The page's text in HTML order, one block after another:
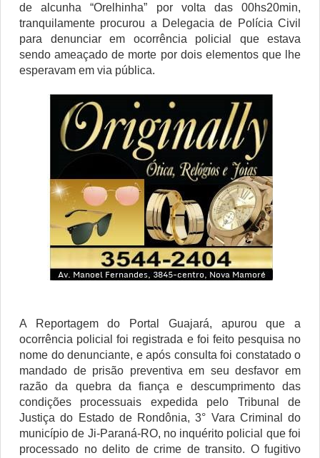
de alcunha “Orelhinha” por volta das 00hs20min,
tranquilamente procurou a Delegacia de Polícia Civil
para denunciar em ocorrência policial que estava
sendo ameaçado de morte por dois elementos que lhe
esperavam em via pública.
A Reportagem do Portal Guajará, apurou que a
ocorrência policial foi registrada e foi feito pesquisa no
nome do denunciante, e após consulta foi constatado o
mandado de prisão preventiva em seu desfavor em
razão da quebra da fiança e descumprimento das
condições processuais expedida pelo Tribunal de
Justiça do Estado de Rondônia, 3° Vara Criminal do
município de Ji-Paraná-RO, no inquérito policial que foi
processado no delito de crime de transito. O fugitivo